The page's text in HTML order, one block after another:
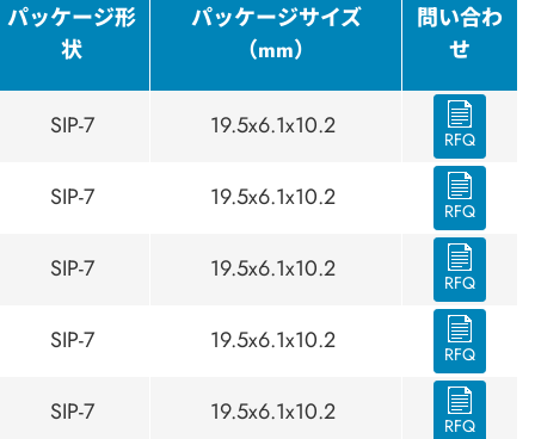
パッケージ形
状
パッケージサイズ
（mm）
問い合わ
せ
SIP-7 19.5x6.1x10.2 RFQ
SIP-7 19.5x6.1x10.2 RFQ
SIP-7 19.5x6.1x10.2 RFQ
SIP-7 19.5x6.1x10.2 RFQ
SIP-7 19.5x6.1x10.2 RFQ